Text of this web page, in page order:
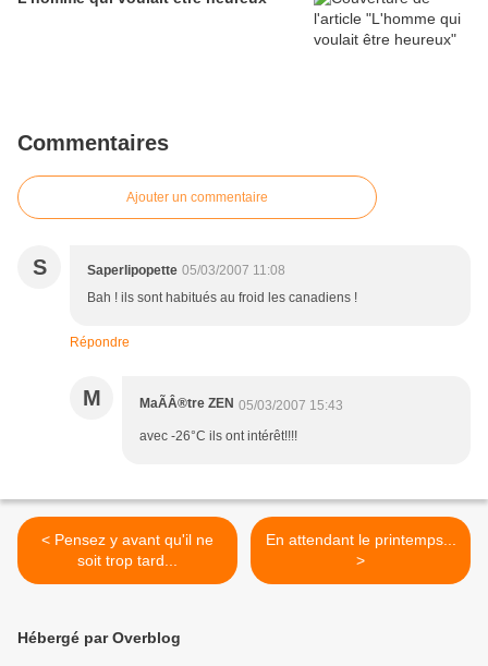
Commentaires
Ajouter un commentaire
S Saperlipopette 05/03/2007 11:08
Bah ! ils sont habitués au froid les canadiens !
Répondre
M MaÃÂ®tre ZEN 05/03/2007 15:43
avec -26°C ils ont intérêt!!!!
< Pensez y avant qu'il ne
soit trop tard...
En attendant le printemps...
>
Hébergé par Overblog